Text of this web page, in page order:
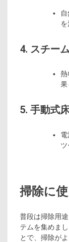
を
4. スチー
熱
果
5. 手動式
ツ
掃除に
普段は掃除用
テムを集めま
とで、掃除が